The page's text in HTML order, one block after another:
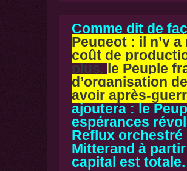
Comme dit de
Peugeot : il n’y
coût de
plus,le Peuple
d’organisation
avoir après-
ajoutera : le
espérances
Reflux orchestré
Mitterand à
capital est totale.